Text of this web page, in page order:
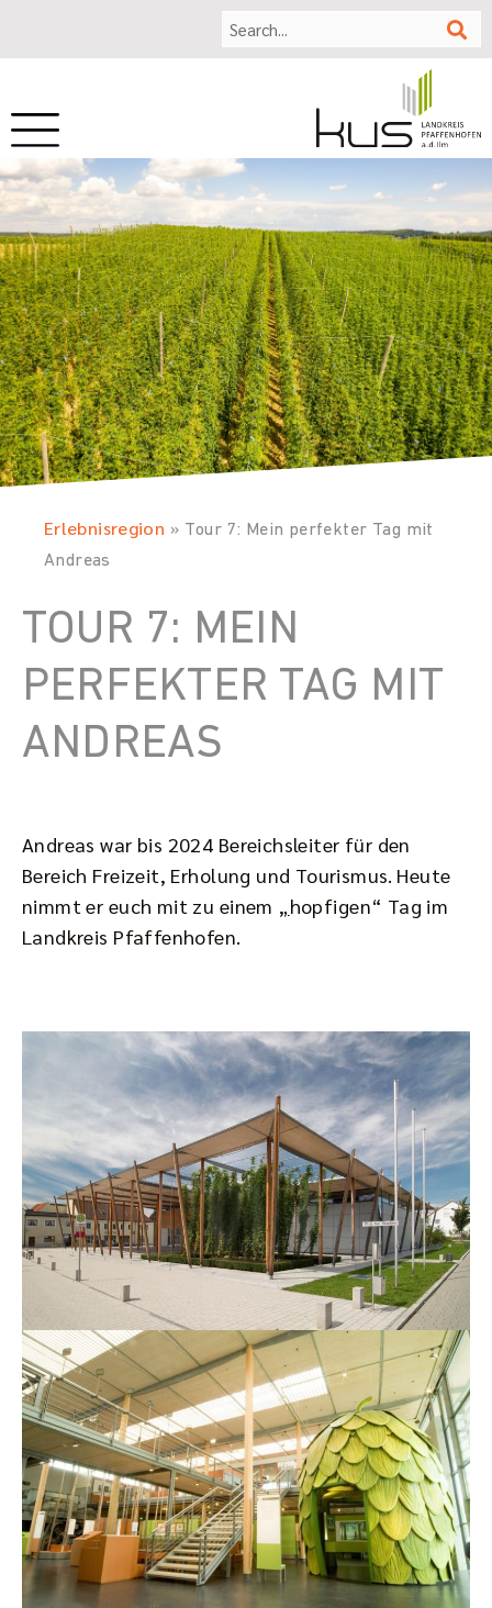
Erlebnisregion » Tour 7: Mein perfekter Tag mit
Andreas
TOUR 7: MEIN
PERFEKTER TAG MIT
ANDREAS
Andreas war bis 2024 Bereichsleiter für den
Bereich Freizeit, Erholung und Tourismus. Heute
nimmt er euch mit zu einem „ hopfigen“ Tag im
Landkreis Pfaffenhofen.